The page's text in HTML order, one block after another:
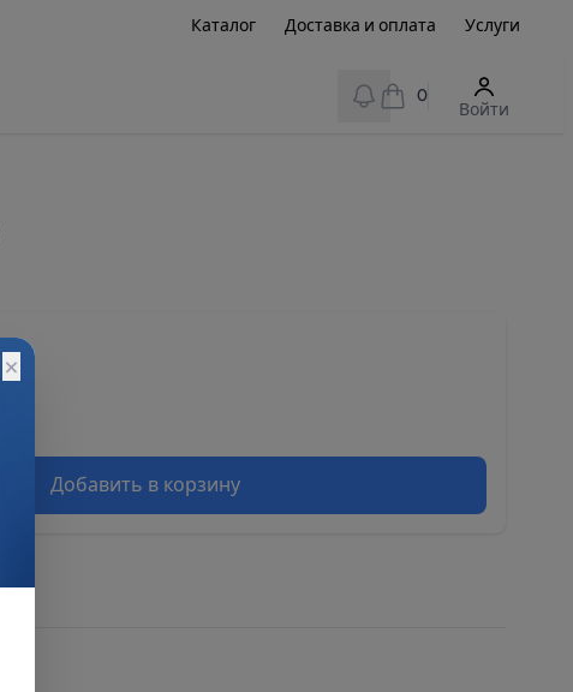
Каталог Доставка и оплата Услуги
View notifications
0
Войти
Добавить в корзину
×